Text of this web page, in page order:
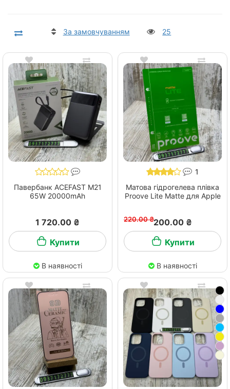
За замовчуванням 25
Павербанк ACEFAST M21
65W 20000mAh
1 720.00 ₴
Купити
В наявності
1
Матова гідрогелева плівка
Proove Lite Matte для Apple
220.00 ₴200.00 ₴
Купити
В наявності